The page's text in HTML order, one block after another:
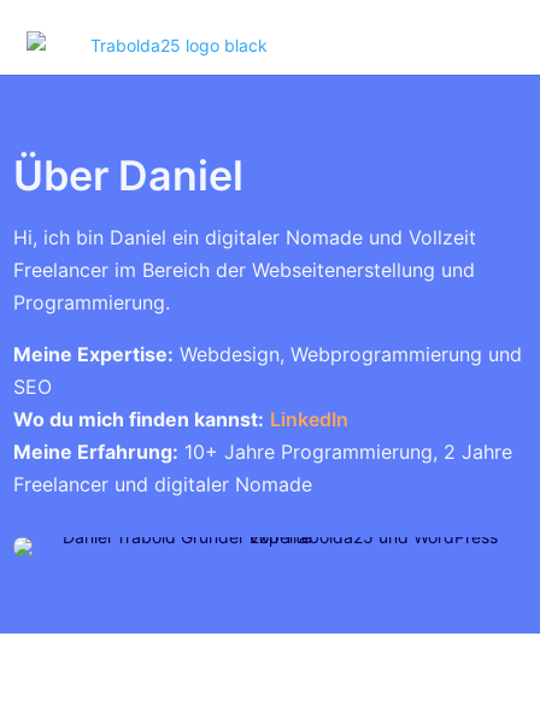
Über Daniel
Hi, ich bin Daniel ein digitaler Nomade und Vollzeit
Freelancer im Bereich der Webseitenerstellung und
Programmierung.
Meine Expertise: Webdesign, Webprogrammierung und
SEO
Wo du mich finden kannst: LinkedIn
Meine Erfahrung: 10+ Jahre Programmierung, 2 Jahre
Freelancer und digitaler Nomade